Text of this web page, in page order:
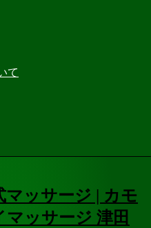
て
マッサージ | カモ
ッサージ 津田